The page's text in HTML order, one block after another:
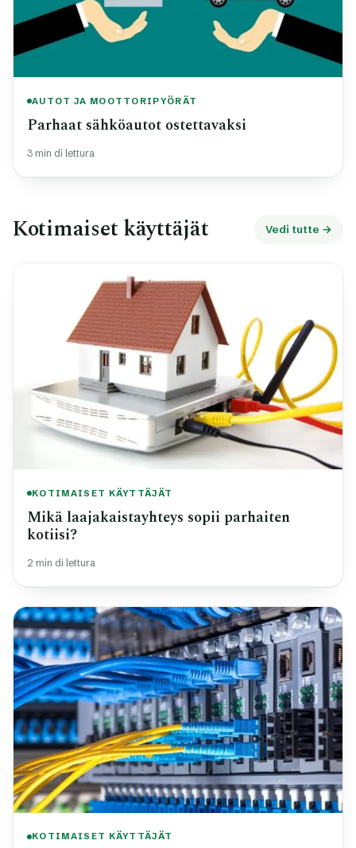
AUTOT JA MOOTTORIPYÖRÄT
Parhaat sähköautot ostettavaksi
3 min di lettura
Kotimaiset käyttäjät Vedi tutte →
KOTIMAISET KÄYTTÄJÄT
Mikä laajakaistayhteys sopii parhaiten
kotiisi?
2 min di lettura
KOTIMAISET KÄYTTÄJÄT